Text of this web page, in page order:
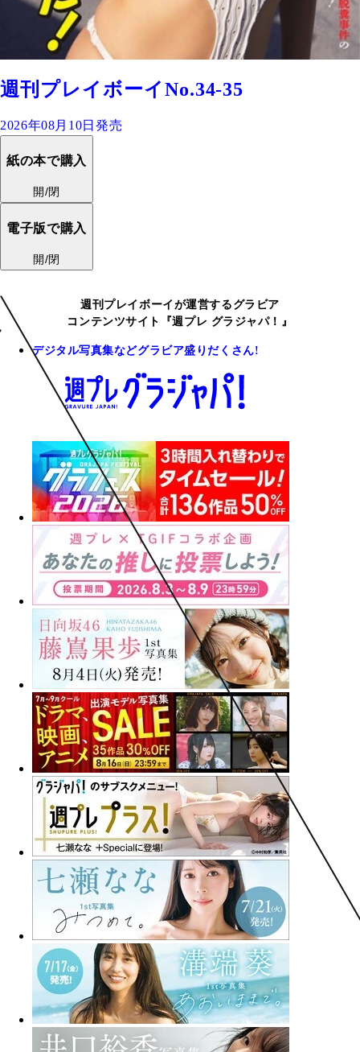
週刊プレイボーイNo.34-35
2026年08月10日発売
紙の本で購入
開/閉
電子版で購入
開/閉
週刊プレイボーイが運営するグラビア
コンテンツサイト『週プレ グラジャパ！』
デジタル写真集などグラビア盛りだくさん!